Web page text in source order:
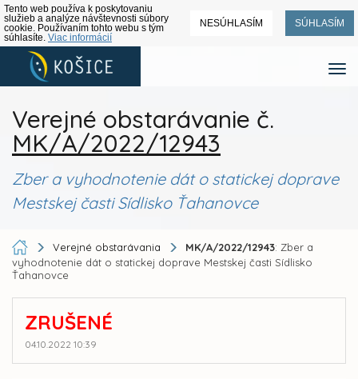
Tento web používa k poskytovaniu
služieb a analýze návštevnosti súbory
cookie. Používaním tohto webu s tým
súhlasíte. Viac informácií
NESÚHLASÍM SÚHLASÍM
Verejné obstarávanie č.
MK/A/2022/12943
Zber a vyhodnotenie dát o statickej doprave
Mestskej časti Sídlisko Ťahanovce
Verejné obstarávania MK/A/2022/12943: Zber a
vyhodnotenie dát o statickej doprave Mestskej časti Sídlisko
Ťahanovce
ZRUŠENÉ
04.10.2022 10:39